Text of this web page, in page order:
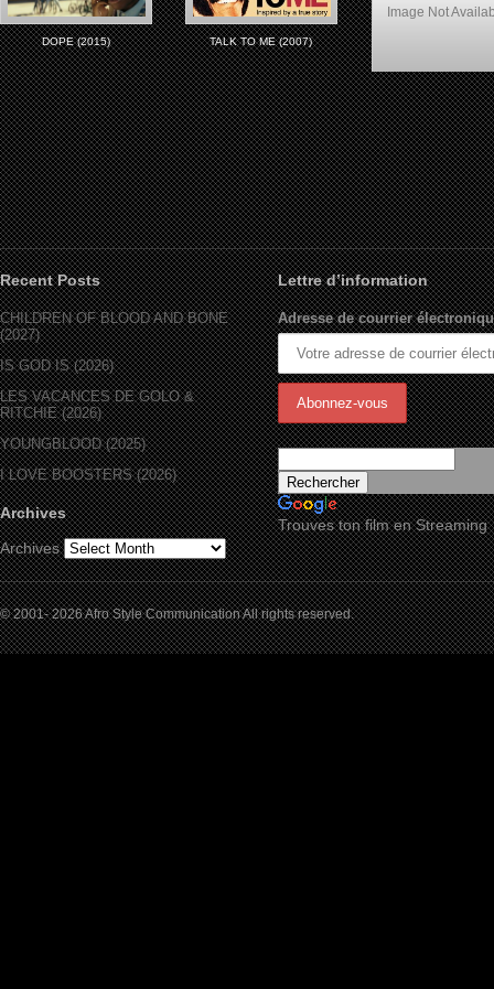
DOPE (2015) TALK TO ME (2007)
Image Not
BIOPIC AFRICAN-
MOVIE
Recent Posts
CHILDREN OF BLOOD AND BONE
(2027)
IS GOD IS (2026)
LES VACANCES DE GOLO &
RITCHIE (2026)
YOUNGBLOOD (2025)
I LOVE BOOSTERS (2026)
Archives
Archives
Lettre d’information
Adresse de courrier
Trouves ton film en Streaming
© 2001- 2026 Afro Style Communication All rights reserved.